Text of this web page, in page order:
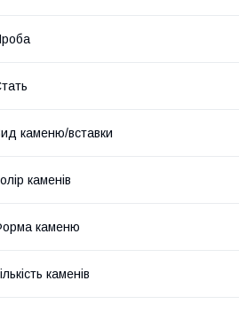
каменю/вставки
каменів
каменю
каменів